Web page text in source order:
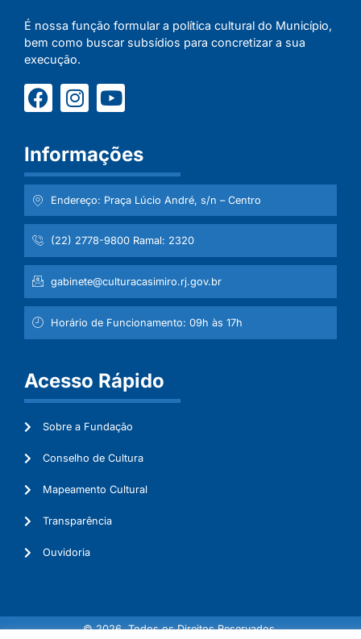
É nossa função formular a política cultural do Município,
bem como buscar subsídios para concretizar a sua
execução.
Informações
Endereço: Praça Lúcio André, s/n – Centro
(22) 2778-9800 Ramal: 2320
gabinete@culturacasimiro.rj.gov.br
Horário de Funcionamento: 09h às 17h
Acesso Rápido
Sobre a Fundação
Conselho de Cultura
Mapeamento Cultural
Transparência
Ouvidoria
© 2026. Todos os Direitos Reservados.